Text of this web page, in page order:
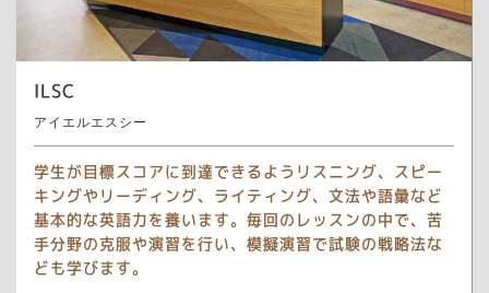
ILSC
アイエルエスシー
学生が目標スコアに到達できるようリスニング、スピー
キングやリーディング、ライティング、文法や語彙など
基本的な英語力を養います。毎回のレッスンの中で、苦
手分野の克服や演習を行い、模擬演習で試験の戦略法な
ども学びます。